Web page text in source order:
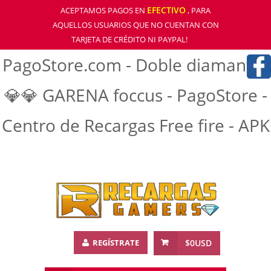
ACEPTAMOS PAGOS EN EFECTIVO, PARA
AQUELLOS USUARIOS QUE NO CUENTAN CON
TARJETA DE CRÉDITO NI PAYPAL!
PagoStore.com - Doble diamantre
💎💎 GARENA foccus - PagoStore -
Centro de Recargas Free fire - APK
$0USD
REGÍSTRATE